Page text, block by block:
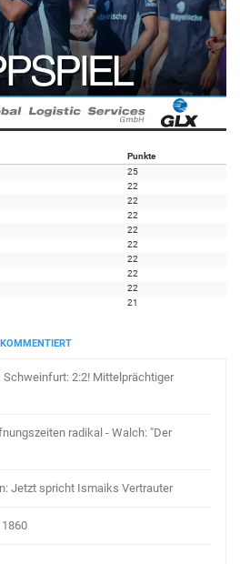
Punkte
25
22
22
22
22
22
22
22
22
21
2:2! Mittelprächtiger
radikal - Walch: "Der
Jetzt spricht Ismaiks Vertrauter